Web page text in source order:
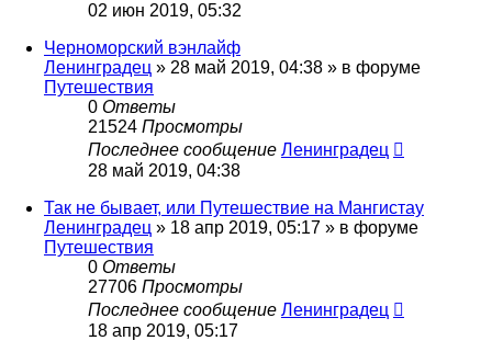
02 июн 2019, 05:32
Черноморский вэнлайф
Ленинградец » 28 май 2019, 04:38 » в форуме
Путешествия
0 Ответы
21524 Просмотры
Последнее сообщение Ленинградец
28 май 2019, 04:38
Так не бывает, или Путешествие на Мангистау
Ленинградец » 18 апр 2019, 05:17 » в форуме
Путешествия
0 Ответы
27706 Просмотры
Последнее сообщение Ленинградец
18 апр 2019, 05:17